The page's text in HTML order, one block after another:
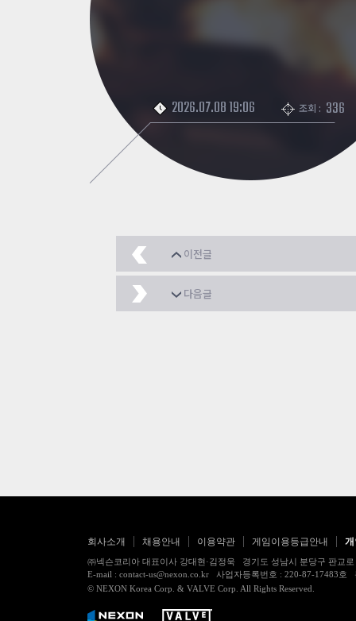
2026.07.08 19:06 조회 : 336
이전글
1557
다음글
회사소개 채용안내 이용약관 게임이용등급안내
㈜넥슨코리아 대표이사 강대현·김정욱 경기도 성남시 분당구 판교
E-mail : contact-us@nexon.co.kr 사업자등록번호 : 220-87-17483
© NEXON Korea Corp. & VALVE Corp. All Rights Reserved.